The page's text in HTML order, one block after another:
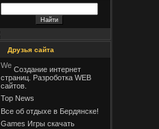
Друзья сайта
Создание интернет
страниц. Разроботка WEB
сайтов.
Top News
Все об отдыхе в Бердянске!
Games Игры скачать